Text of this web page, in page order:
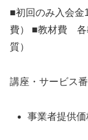
■初回のみ入会金
費） ■教材費 各
質）
講座・サービス
事業者提供価